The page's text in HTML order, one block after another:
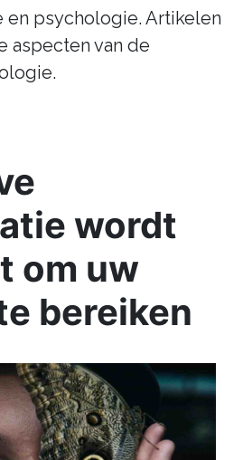
en psychologie. Artikelen
aspecten van de
wordt
om uw
bereiken